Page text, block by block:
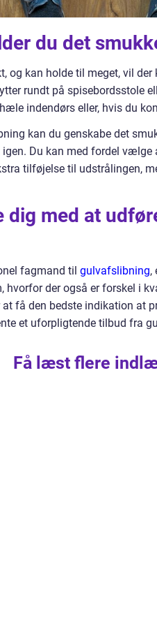
du det
kan holde til meget, vil
rundt på spisebordsstole
indendørs eller, hvis du
kan du genskabe det
Du kan med fordel
tilføjelse til udstrålingen,
med at
fagmand til gulvafslibning,
hvorfor der også er forskel i
få den bedste indikation at
et uforpligtende tilbud fra
Få læst flere